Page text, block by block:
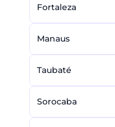
Fortaleza
Manaus
Taubaté
Sorocaba